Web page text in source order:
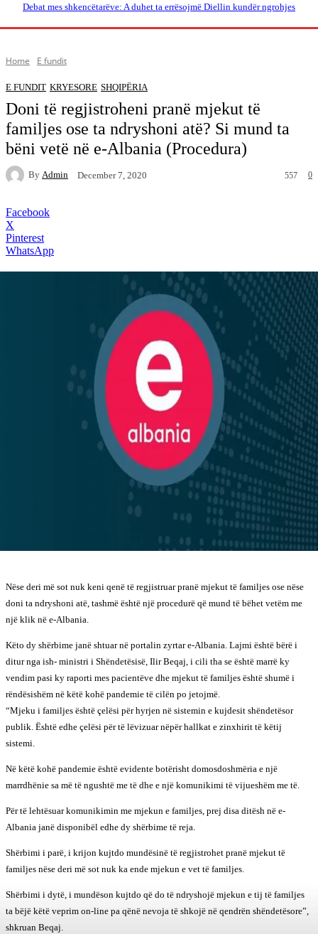
Debat mes shkencëtarëve: A duhet ta errësojmë Diellin kundër ngrohjes
Home E fundit
E FUNDIT KRYESORE SHQIPËRIA
Doni të regjistroheni pranë mjekut të
familjes ose ta ndryshoni atë? Si mund ta
bëni vetë në e-Albania (Procedura)
By Admin December 7, 2020 0
557
Facebook
X
Pinterest
WhatsApp
Nëse deri më sot nuk keni qenë të regjistruar pranë mjekut të familjes ose nëse
doni ta ndryshoni atë, tashmë është një procedurë që mund të bëhet vetëm me
një klik në e-Albania.
Këto dy shërbime janë shtuar në portalin zyrtar e-Albania. Lajmi është bërë i
ditur nga ish- ministri i Shëndetësisë, Ilir Beqaj, i cili tha se është marrë ky
vendim pasi ky raporti mes pacientëve dhe mjekut të familjes është shumë i
rëndësishëm në këtë kohë pandemie të cilën po jetojmë.
“Mjeku i familjes është çelësi për hyrjen në sistemin e kujdesit shëndetësor
publik. Është edhe çelësi për të lëvizuar nëpër hallkat e zinxhirit të këtij
sistemi.
Në këtë kohë pandemie është evidente botërisht domosdoshmëria e një
marrdhënie sa më të ngushtë me të dhe e një komunikimi të vijueshëm me të.
Për të lehtësuar komunikimin me mjekun e familjes, prej disa ditësh në e-
Albania janë disponibël edhe dy shërbime të reja.
Shërbimi i parë, i krijon kujtdo mundësinë të regjistrohet pranë mjekut të
familjes nëse deri më sot nuk ka ende mjekun e vet të familjes.
Shërbimi i dytë, i mundëson kujtdo që do të ndryshojë mjekun e tij të familjes
ta bëjë këtë veprim on-line pa qënë nevoja të shkojë në qendrën shëndetësore”,
shkruan Beqaj.